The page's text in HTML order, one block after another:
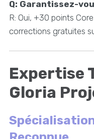
Q: Garantissez-
R: Oui, +30 points
corrections gratuites
Expertise
Gloria